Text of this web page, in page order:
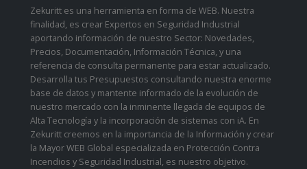
Zekuritt es una herramienta en forma de WEB. Nuestra
finalidad, es crear Expertos en Seguridad Industrial
aportando información de nuestro Sector: Novedades,
Precios, Documentación, Información Técnica, y una
referencia de consulta permanente para estar actualizado.
Desarrolla tus Presupuestos consultando nuestra enorme
base de datos y mantente informado de la evolución de
nuestro mercado con la inminente llegada de equipos de
Alta Tecnología y la incorporación de sistemas con iA. En
Zekuritt creemos en la importancia de la Información y crear
la Mayor WEB Global especializada en Protección Contra
Incendios y Seguridad Industrial, es nuestro objetivo.